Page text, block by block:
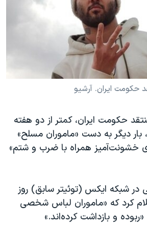
۲۰۲۴
به اسرائیل
رهبری ایران
حکومت ایران. آرشیو
حکومت ایران، کمتر از دو هفته
بار دیگر به دست «ماموران مسلح»
خشونت‌آمیز همراه با ضرب و شتم»
شبکه ایکس (توئیتر سابق) روز
کرد که «ماموران لباس شخصی
و بازداشت کرده‌اند.»